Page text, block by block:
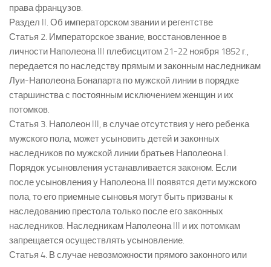
права французов.
Раздел II. Об императорском звании и регентстве
Статья 2. Императорское звание, восстановленное в
личности Наполеона III плебисцитом 21-22 ноября 1852 г.,
передается по наследству прямым и законным наследникам
Луи-Наполеона Бонапарта по мужской линии в порядке
старшинства с постоянным исключением женщин и их
потомков.
Статья 3. Наполеон III, в случае отсутствия у него ребенка
мужского пола, может усыновить детей и законных
наследников по мужской линии братьев Наполеона I.
Порядок усыновления устанавливается законом. Если
после усыновления у Наполеона III появятся дети мужского
пола, то его приемные сыновья могут быть призваны к
наследованию престола только после его законных
наследников. Наследникам Наполеона III и их потомкам
запрещается осуществлять усыновление.
Статья 4. В случае невозможности прямого законного или